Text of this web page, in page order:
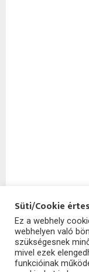
Süti/Cookie
Ez a webhely
webhelyen való
szükségesnek
mivel ezek
funkcióinak